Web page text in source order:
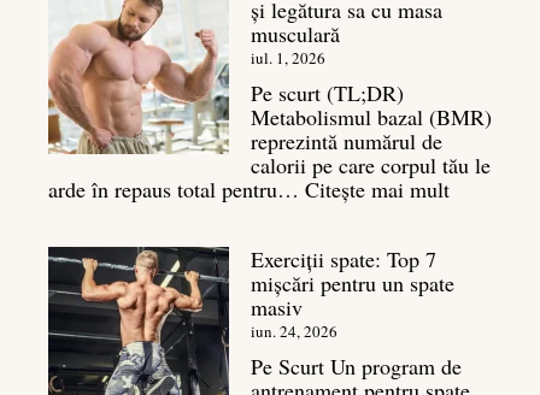
și legătura sa cu masa
musculară
iul. 1, 2026
Pe scurt (TL;DR)
Metabolismul bazal (BMR)
reprezintă numărul de
calorii pe care corpul tău le
arde în repaus total pentru… Citește mai mult:
este
sa
cu
Exerciții spate: Top 7
mișcări pentru un spate
masiv
iun. 24, 2026
Pe Scurt Un program de